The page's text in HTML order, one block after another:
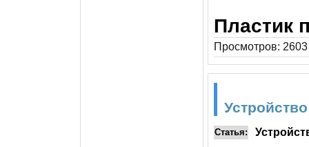
Пластик
Просмотров:
Статья: